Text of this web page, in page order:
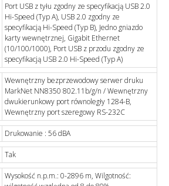
Port USB z tyłu zgodny ze specyfikacją USB 2.0
Hi-Speed (Typ A), USB 2.0 zgodny ze
specyfikacją Hi-Speed (Typ B), Jedno gniazdo
karty wewnętrznej, Gigabit Ethernet
(10/100/1000), Port USB z przodu zgodny ze
specyfikacją USB 2.0 Hi-Speed (Typ A)
Wewnętrzny bezprzewodowy serwer druku
MarkNet NN8350 802.11b/g/n / Wewnętrzny
dwukierunkowy port równoległy 1284-B,
Wewnętrzny port szeregowy RS-232C
Drukowanie : 56 dBA
Tak
Wysokość n.p.m.: 0-2896 m, Wilgotność: